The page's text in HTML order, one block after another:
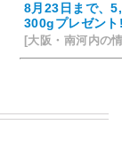
8月23日まで、
300gプレゼン